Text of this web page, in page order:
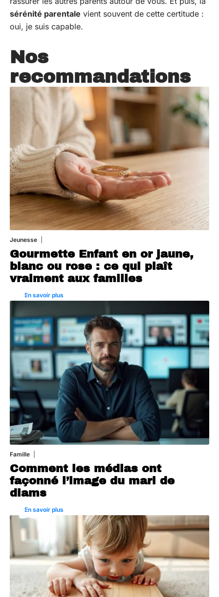
sérénité parentale vient souvent de cette certitude :
oui, je suis capable.
Nos
recommandations
Jeunesse
Gourmette Enfant en or jaune,
blanc ou rose : ce qui plaît
vraiment aux familles
En savoir plus
Famille
Comment les médias ont
façonné l’image du mari de
diams
En savoir plus